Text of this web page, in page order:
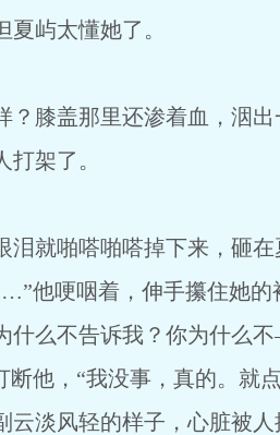
屿太懂她了。
膝盖那里还渗着血，洇出
架了。
就啪嗒啪嗒掉下来，砸在
哽咽着，伸手攥住她的
什么不告诉我？你为什么
他，“我没事，真的。就
风轻的样子，心脏被人